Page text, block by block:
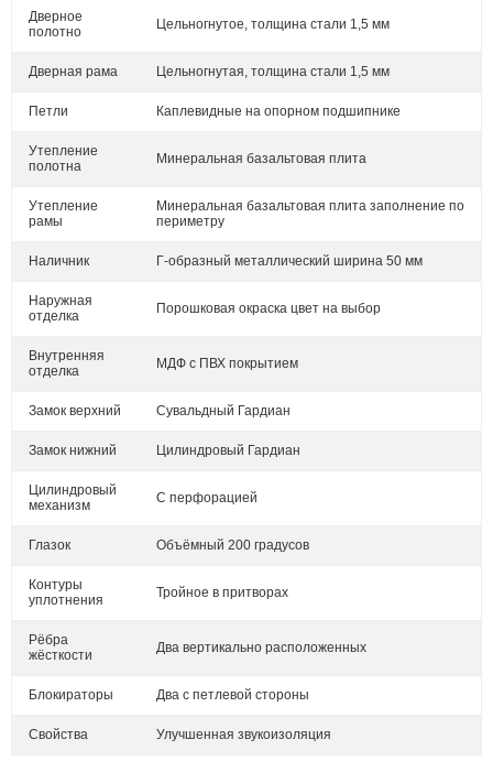
Дверное
полотно
Цельногнутое, толщина стали 1,5 мм
Дверная рама Цельногнутая, толщина стали 1,5 мм
Петли Каплевидные на опорном подшипнике
Утепление
полотна
Минеральная базальтовая плита
Утепление
рамы
Минеральная базальтовая плита заполнение по
периметру
Наличник Г-образный металлический ширина 50 мм
Наружная
отделка
Порошковая окраска цвет на выбор
Внутренняя
отделка
МДФ с ПВХ покрытием
Замок верхний Сувальдный Гардиан
Замок нижний Цилиндровый Гардиан
Цилиндровый
механизм
С перфорацией
Глазок Объёмный 200 градусов
Контуры
уплотнения
Тройное в притворах
Рёбра
жёсткости
Два вертикально расположенных
Блокираторы Два с петлевой стороны
Свойства Улучшенная звукоизоляция